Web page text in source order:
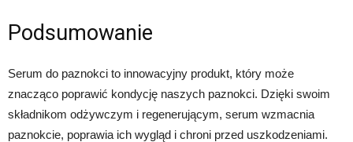
Podsumowanie
Serum do paznokci to innowacyjny produkt, który może
znacząco poprawić kondycję naszych paznokci. Dzięki swoim
składnikom odżywczym i regenerującym, serum wzmacnia
paznokcie, poprawia ich wygląd i chroni przed uszkodzeniami.